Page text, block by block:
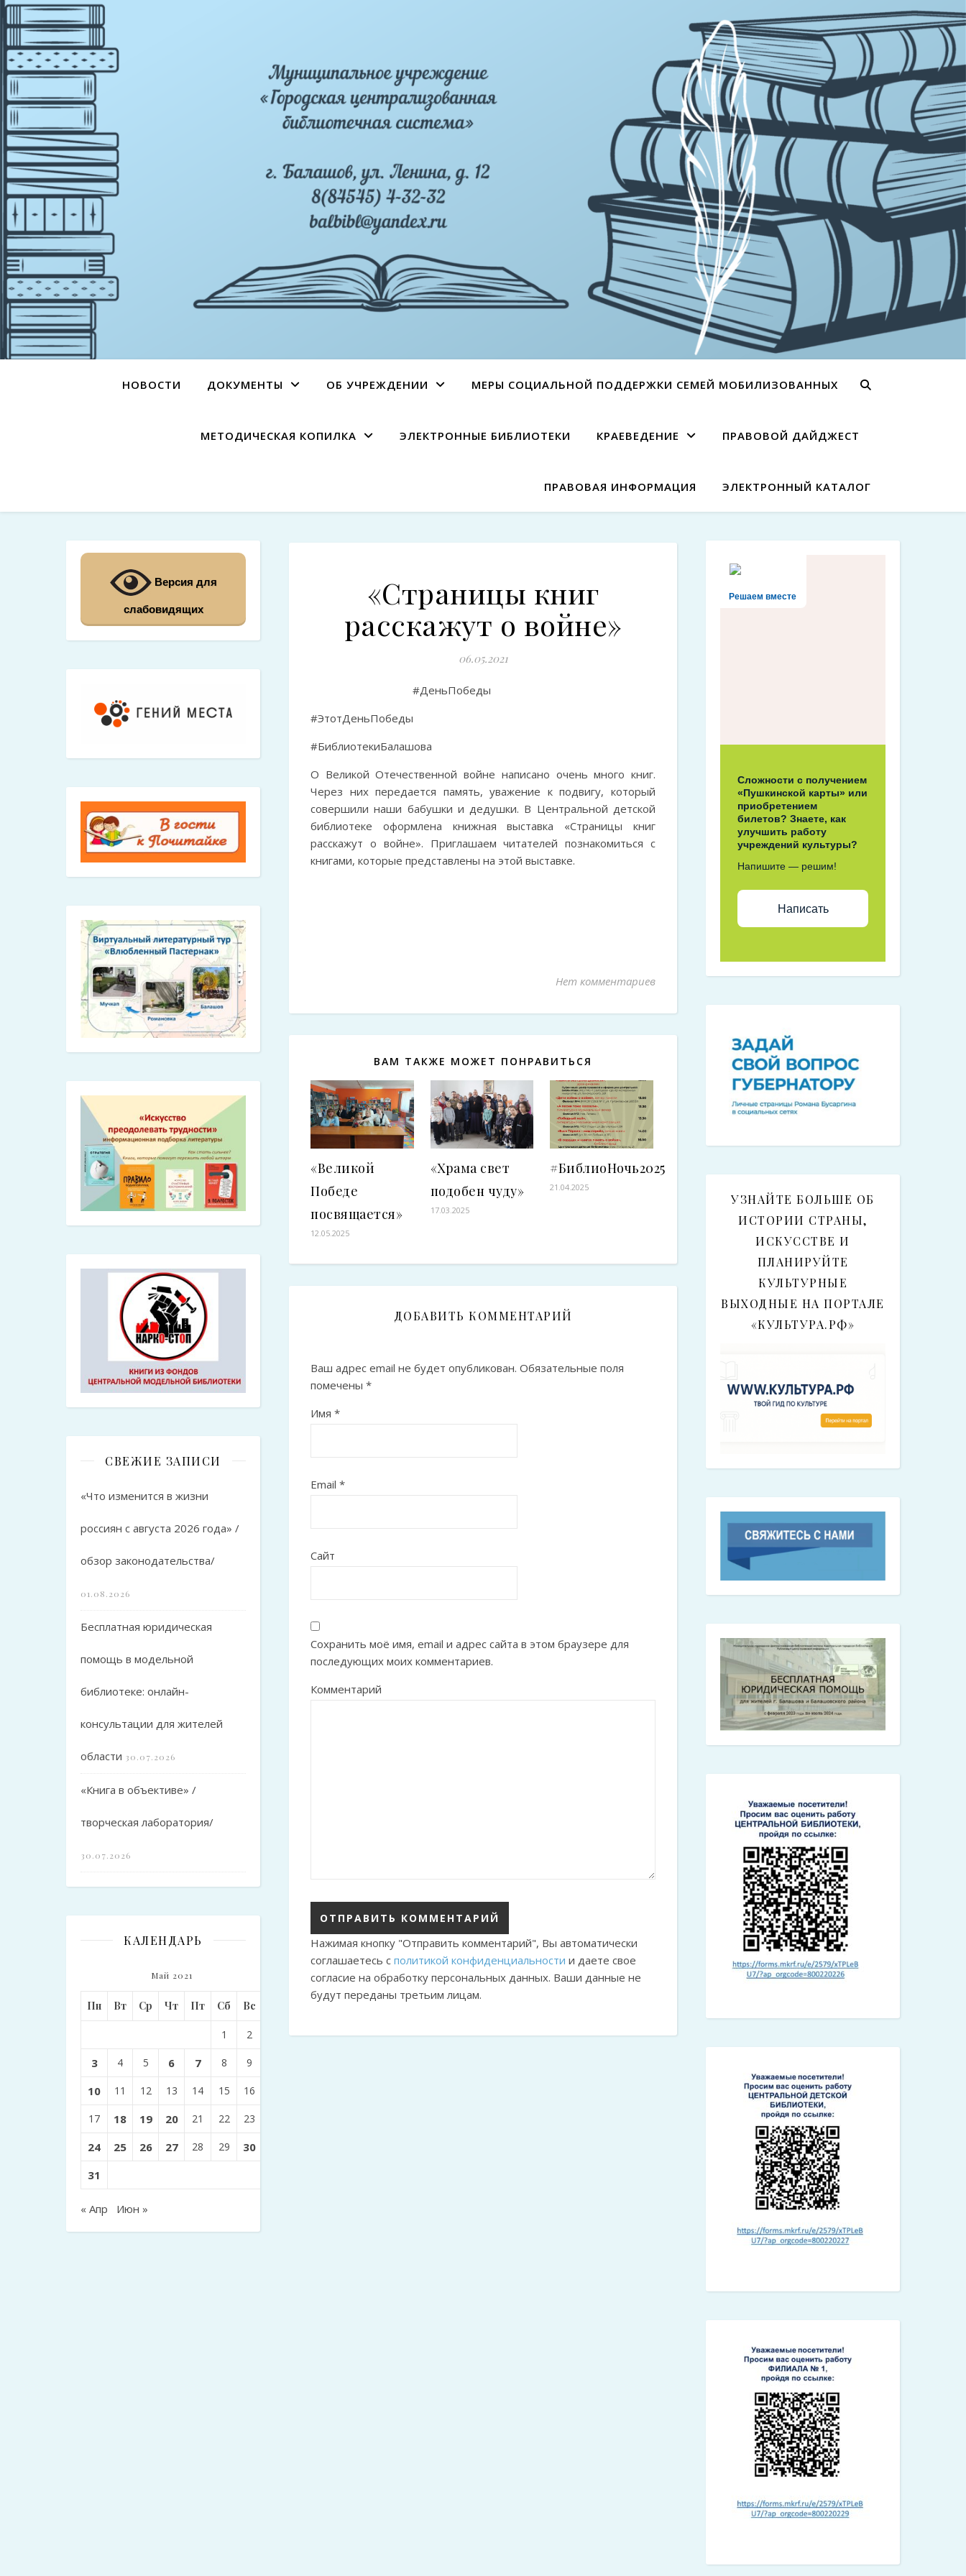
НОВОСТИ ДОКУМЕНТЫ ОБ УЧРЕЖДЕНИИ МЕРЫ СОЦИАЛЬНОЙ ПОДДЕРЖКИ СЕМЕЙ МОБИЛИЗОВАННЫХ
МЕТОДИЧЕСКАЯ КОПИЛКА ЭЛЕКТРОННЫЕ БИБЛИОТЕКИ КРАЕВЕДЕНИЕ ПРАВОВОЙ ДАЙДЖЕСТ
ПРАВОВАЯ ИНФОРМАЦИЯ ЭЛЕКТРОННЫЙ КАТАЛОГ
Версия для
слабовидящих
СВЕЖИЕ ЗАПИСИ
«Что изменится в жизни
россиян с августа 2026 года» /
обзор законодательства/
01.08.2026
Бесплатная юридическая
помощь в модельной
библиотеке: онлайн-
консультации для жителей
области 30.07.2026
«Книга в объективе» /
творческая лаборатория/
30.07.2026
КАЛЕНДАРЬ
Май 2021
Пн Вт Ср Чт Пт Сб Вс
1 2
3 4 5 6 7 8 9
10 11 12 13 14 15 16
17 18 19 20 21 22 23
24 25 26 27 28 29
30
31
« Апр Июн »
«Страницы книг
расскажут о войне»
06.05.2021
#ДеньПобеды
#ЭтотДеньПобеды
#БиблиотекиБалашова
О Великой Отечественной войне написано очень много книг.
Через них передается память, уважение к подвигу, который
совершили наши бабушки и дедушки. В Центральной детской
библиотеке оформлена книжная выставка «Страницы книг
расскажут о войне». Приглашаем читателей познакомиться с
книгами, которые представлены на этой выставке.
Нет комментариев
ВАМ ТАКЖЕ МОЖЕТ ПОНРАВИТЬСЯ
«Великой
Победе
посвящается»
12.05.2025
«Храма свет
подобен чуду»
17.03.2025
#БиблиоНочь2025
21.04.2025
ДОБАВИТЬ КОММЕНТАРИЙ
Ваш адрес email не будет опубликован. Обязательные поля
помечены *
Имя *
Email *
Сайт
Сохранить моё имя, email и адрес сайта в этом браузере для
последующих моих комментариев.
Комментарий
Нажимая кнопку "Отправить комментарий", Вы автоматически
соглашаетесь с политикой конфиденциальности и даете свое
согласие на обработку персональных данных. Ваши данные не
будут переданы третьим лицам.
Решаем вместе
Сложности с получением
«Пушкинской карты» или
приобретением
билетов? Знаете, как
улучшить работу
учреждений культуры?
Напишите — решим!
Написать
УЗНАЙТЕ БОЛЬШЕ ОБ
ИСТОРИИ СТРАНЫ,
ИСКУССТВЕ И
ПЛАНИРУЙТЕ
КУЛЬТУРНЫЕ
ВЫХОДНЫЕ НА ПОРТАЛЕ
«КУЛЬТУРА.РФ»